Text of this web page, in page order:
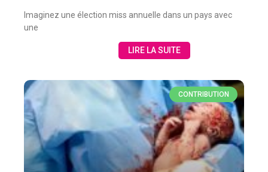
Imaginez une élection miss annuelle dans un pays avec
une
LIRE LA SUITE
CONTRIBUTION